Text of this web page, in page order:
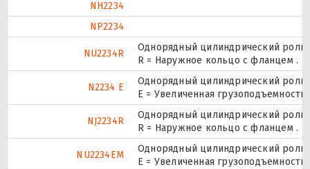
NH2234
NP2234
NU2234R
Однорядный цилиндрический
R = Наружное кольцо с фланцем .
N2234 E
Однорядный цилиндрический
Е = Увеличенная грузоподъемность.
NJ2234R
Однорядный цилиндрический
R = Наружное кольцо с фланцем .
NU2234EM
Однорядный цилиндрический
E = Увеличенная